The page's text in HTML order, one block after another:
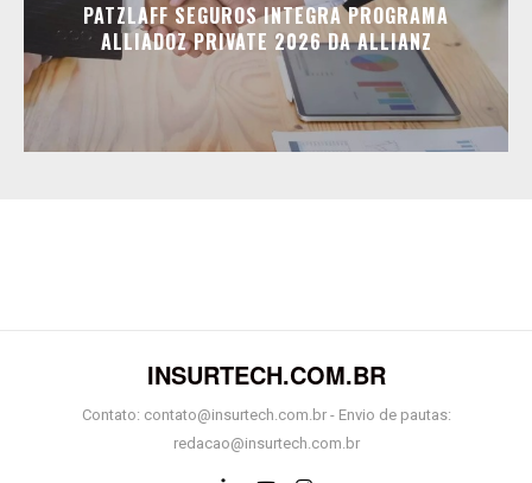
PATZLAFF SEGUROS INTEGRA PROGRAMA
ALLIADOZ PRIVATE 2026 DA ALLIANZ
INSURTECH.COM.BR
Contato: contato@insurtech.com.br - Envio de pautas:
redacao@insurtech.com.br